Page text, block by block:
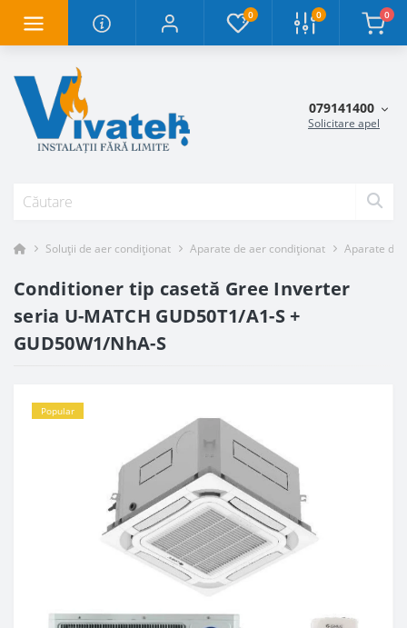
0 0 0
079141400
Solicitare apel
Soluții de aer condiționat Aparate de aer condiționat Aparate de
Conditioner tip casetă Gree Inverter
seria U-MATCH GUD50T1/A1-S +
GUD50W1/NhA-S
Popular